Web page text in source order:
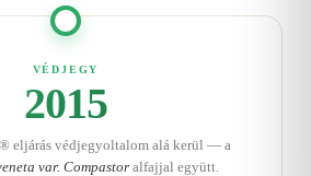
VÉDJEGY
2015
eljárás védjegyoltalom alá kerül — a
var. Compastoralfajjal együtt.